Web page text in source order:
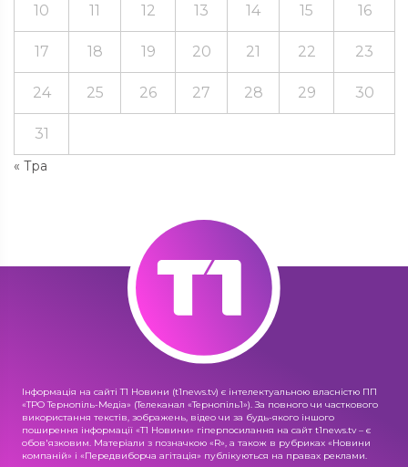
« Тра
10 11 12 13 14 15 16
17 18 19 20 21 22 23
24 25 26 27 28 29 30
31
Інформація на сайті Т1 Новини (t1news.tv) є інтелектуальною власністю ПП
«ТРО Тернопіль-Медіа» (Телеканал «Тернопіль1»). За повного чи часткового
використання текстів, зображень, відео чи за будь-якого іншого
поширення інформації «Т1 Новини» гіперпосилання на сайт t1news.tv – є
обов'язковим. Матеріали з позначкою «R», а також в рубриках «Новини
компаній» і «Передвиборча агітація» публікуються на правах реклами.